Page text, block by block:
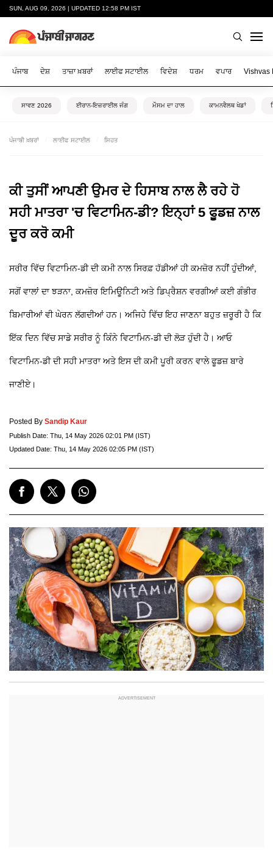
SUN, AUG 09, 2026 | UPDATED 12:58 PM IST
ਪੰਜਾਬ ਦੇਸ਼ ਤਾਜ਼ਾ ਖ਼ਬਰਾਂ ਲਾਈਫ ਸਟਾਈਲ ਵਿਦੇਸ਼ ਧਰਮ ਵਪਾਰ Vishvas
ਸਾਵਣ 2026 ਈਰਾਨ-ਇਜ਼ਰਾਈਲ ਜੰਗ ਮੌਸਮ ਦਾ ਹਾਲ ਕਾਮਨਵੈਲਥ ਖੇਡਾਂ
ਪੰਜਾਬੀ ਖ਼ਬਰਾਂ ਲਾਈਫ ਸਟਾਈਲ ਸਿਹਤ
ਕੀ ਤੁਸੀਂ ਆਪਣੀ ਉਮਰ ਦੇ ਹਿਸਾਬ ਨਾਲ ਲੈ ਰਹੇ ਹੋ
ਸਹੀ ਮਾਤਰਾ 'ਚ ਵਿਟਾਮਿਨ-ਡੀ? ਇਨ੍ਹਾਂ 5 ਫੂਡਜ਼ ਨਾਲ
ਦੂਰ ਕਰੋ ਕਮੀ
ਸਰੀਰ ਵਿੱਚ ਵਿਟਾਮਿਨ-ਡੀ ਦੀ ਕਮੀ ਨਾਲ ਸਿਰਫ਼ ਹੱਡੀਆਂ ਹੀ ਕਮਜ਼ੋਰ ਨਹੀਂ ਹੁੰਦੀਆਂ,
ਸਗੋਂ ਵਾਲਾਂ ਦਾ ਝੜਨਾ, ਕਮਜ਼ੋਰ ਇਮਿਊਨਿਟੀ ਅਤੇ ਡਿਪ੍ਰੈਸ਼ਨ ਵਰਗੀਆਂ ਕਈ ਗੰਭੀਰ
ਬਿਮਾਰੀਆਂ ਵੀ ਘੇਰਨ ਲੱਗਦੀਆਂ ਹਨ। ਅਜਿਹੇ ਵਿੱਚ ਇਹ ਜਾਣਨਾ ਬਹੁਤ ਜ਼ਰੂਰੀ ਹੈ ਕਿ
ਇੱਕ ਦਿਨ ਵਿੱਚ ਸਾਡੇ ਸਰੀਰ ਨੂੰ ਕਿੰਨੇ ਵਿਟਾਮਿਨ-ਡੀ ਦੀ ਲੋੜ ਹੁੰਦੀ ਹੈ। ਆਓ
ਵਿਟਾਮਿਨ-ਡੀ ਦੀ ਸਹੀ ਮਾਤਰਾ ਅਤੇ ਇਸ ਦੀ ਕਮੀ ਪੂਰੀ ਕਰਨ ਵਾਲੇ ਫੂਡਜ਼ ਬਾਰੇ
ਜਾਣੀਏ।
Posted By Sandip Kaur
Publish Date: Thu, 14 May 2026 02:01 PM (IST)
Updated Date: Thu, 14 May 2026 02:05 PM (IST)